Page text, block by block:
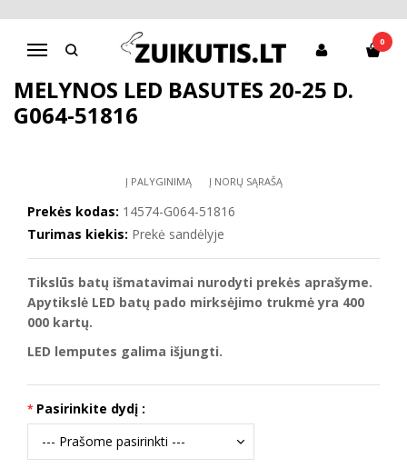
Navigacija
0
Pagrindinis Batai berniukui
D.D.Step batai berniukams
Mėlynos LED basutės 20-25 d. G064-51816
MĖLYNOS LED BASUTĖS 20-25 D.
G064-51816
Į PALYGINIMĄ Į NORŲ SĄRAŠĄ
Prekės kodas: 14574-G064-51816
Turimas kiekis: Prekė sandėlyje
Tikslūs batų išmatavimai nurodyti prekės aprašyme.
Apytikslė LED batų pado mirksėjimo trukmė yra 400
000 kartų.
LED lemputes galima išjungti.
Pasirinkite dydį :